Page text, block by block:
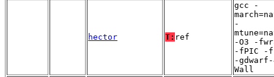
hector T: ref
gcc -
-
-O3 -
-fPIC -
-
Wall